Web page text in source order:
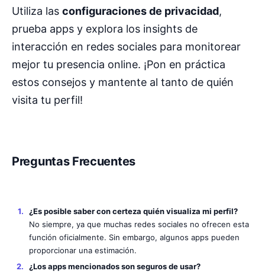
Utiliza las configuraciones de privacidad,
prueba apps y explora los insights de
interacción en redes sociales para monitorear
mejor tu presencia online. ¡Pon en práctica
estos consejos y mantente al tanto de quién
visita tu perfil!
Preguntas Frecuentes
¿Es posible saber con certeza quién visualiza mi perfil?
No siempre, ya que muchas redes sociales no ofrecen esta
función oficialmente. Sin embargo, algunos apps pueden
proporcionar una estimación.
¿Los apps mencionados son seguros de usar?